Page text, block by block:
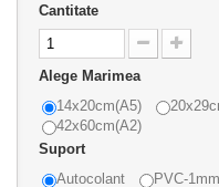
Cantitate
Alege Marimea
14x20cm(A5)
42x60cm(A2)
Suport
Autocolant
PVC-1mm